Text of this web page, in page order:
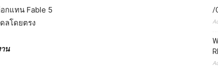
กแทน Fable 5
ลโดยตรง
น
/